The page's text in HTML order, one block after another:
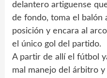
delantero artiguense
de fondo, toma el balón
posición y encara al
el único gol del partido.
A partir de allí el fútbol
mal manejo del árbitro